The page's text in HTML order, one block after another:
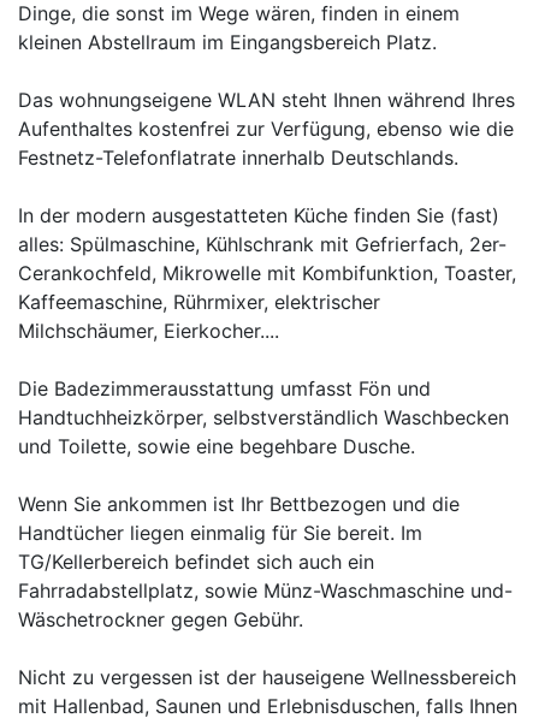
Dinge, die sonst im Wege wären, finden in einem
kleinen Abstellraum im Eingangsbereich Platz.
Das wohnungseigene WLAN steht Ihnen während Ihres
Aufenthaltes kostenfrei zur Verfügung, ebenso wie die
Festnetz-Telefonflatrate innerhalb Deutschlands.
In der modern ausgestatteten Küche finden Sie (fast)
alles: Spülmaschine, Kühlschrank mit Gefrierfach, 2er-
Cerankochfeld, Mikrowelle mit Kombifunktion, Toaster,
Kaffeemaschine, Rührmixer, elektrischer
Milchschäumer, Eierkocher....
Die Badezimmerausstattung umfasst Fön und
Handtuchheizkörper, selbstverständlich Waschbecken
und Toilette, sowie eine begehbare Dusche.
Wenn Sie ankommen ist Ihr Bettbezogen und die
Handtücher liegen einmalig für Sie bereit. Im
TG/Kellerbereich befindet sich auch ein
Fahrradabstellplatz, sowie Münz-Waschmaschine und-
Wäschetrockner gegen Gebühr.
Nicht zu vergessen ist der hauseigene Wellnessbereich
mit Hallenbad, Saunen und Erlebnisduschen, falls Ihnen